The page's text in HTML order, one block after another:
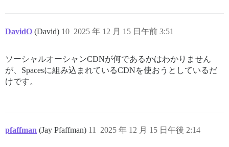
DavidO (David) 2025 年 12 月 15 日午前 3:51
10
ソーシャルオーシャンCDNが何であるかはわかりません
が、Spacesに組み込まれているCDNを使おうとしているだ
けです。
pfaffman (Jay Pfaffman) 2025 年 12 月 15 日午後 2:14
11